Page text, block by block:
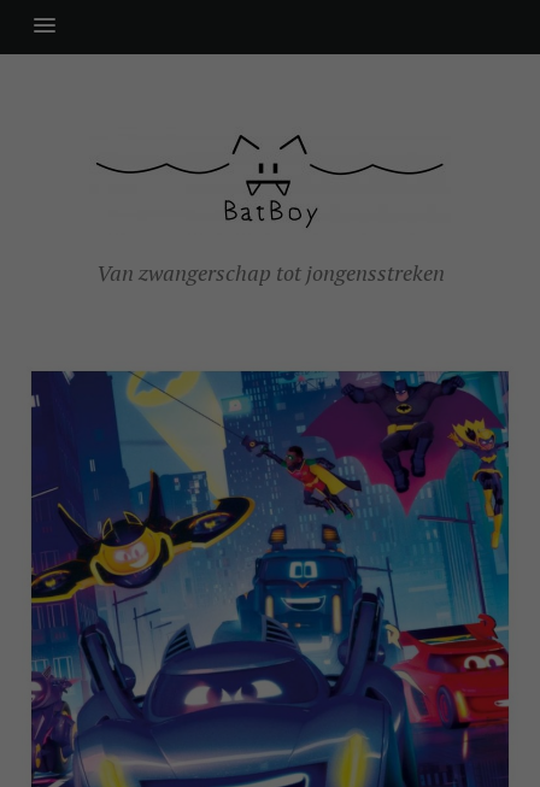
Van zwangerschap tot jongensstreken